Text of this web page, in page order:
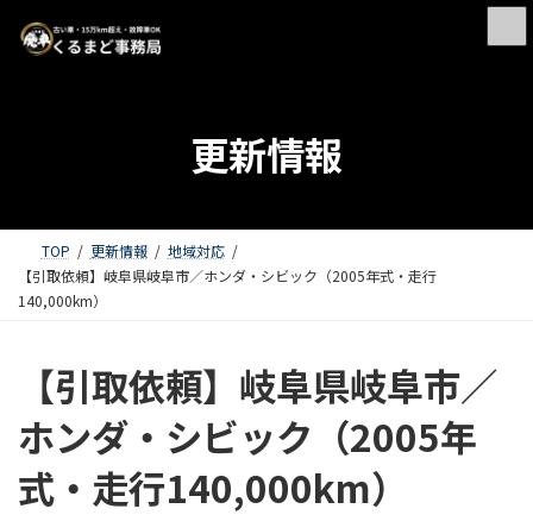
更新情報
TOP 更新情報
地域対応
【引取依頼】岐阜県岐阜市／ホンダ・シビック（2005年式・走行
140,000km）
【引取依頼】岐阜県岐阜市／
ホンダ・シビック（2005年
式・走行140,000km）